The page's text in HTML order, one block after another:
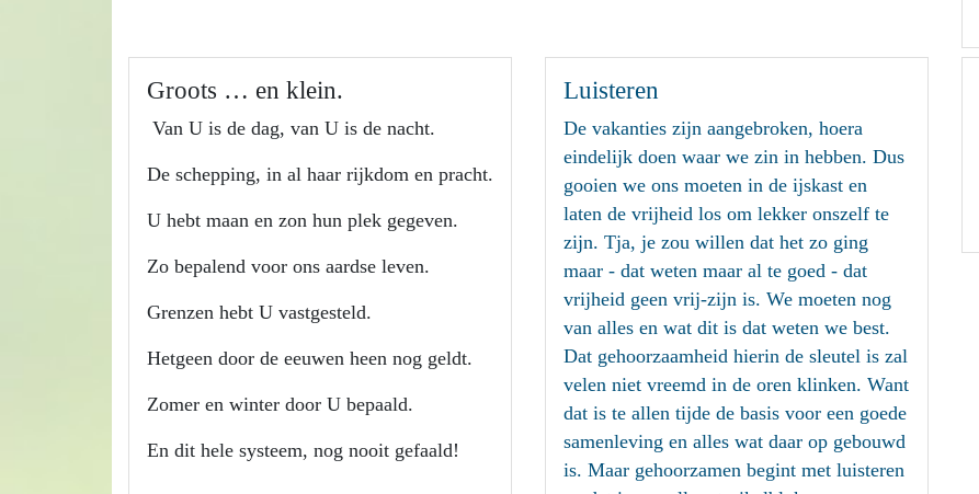
Groots … en klein.
Van U is de dag, van U is de nacht.
De schepping, in al haar rijkdom en pracht.
U hebt maan en zon hun plek gegeven.
Zo bepalend voor ons aardse leven.
Grenzen hebt U vastgesteld.
Hetgeen door de eeuwen heen nog geldt.
Zomer en winter door U bepaald.
En dit hele systeem, nog nooit gefaald!
Luisteren
De vakanties zijn aangebroken, hoera
eindelijk doen waar we zin in hebben. Dus
gooien we ons moeten in de ijskast en
laten de vrijheid los om lekker onszelf te
zijn. Tja, je zou willen dat het zo ging
maar - dat weten maar al te goed - dat
vrijheid geen vrij-zijn is. We moeten nog
van alles en wat dit is dat weten we best.
Dat gehoorzaamheid hierin de sleutel is zal
velen niet vreemd in de oren klinken. Want
dat is te allen tijde de basis voor een goede
samenleving en alles wat daar op gebouwd
is. Maar gehoorzamen begint met luisteren